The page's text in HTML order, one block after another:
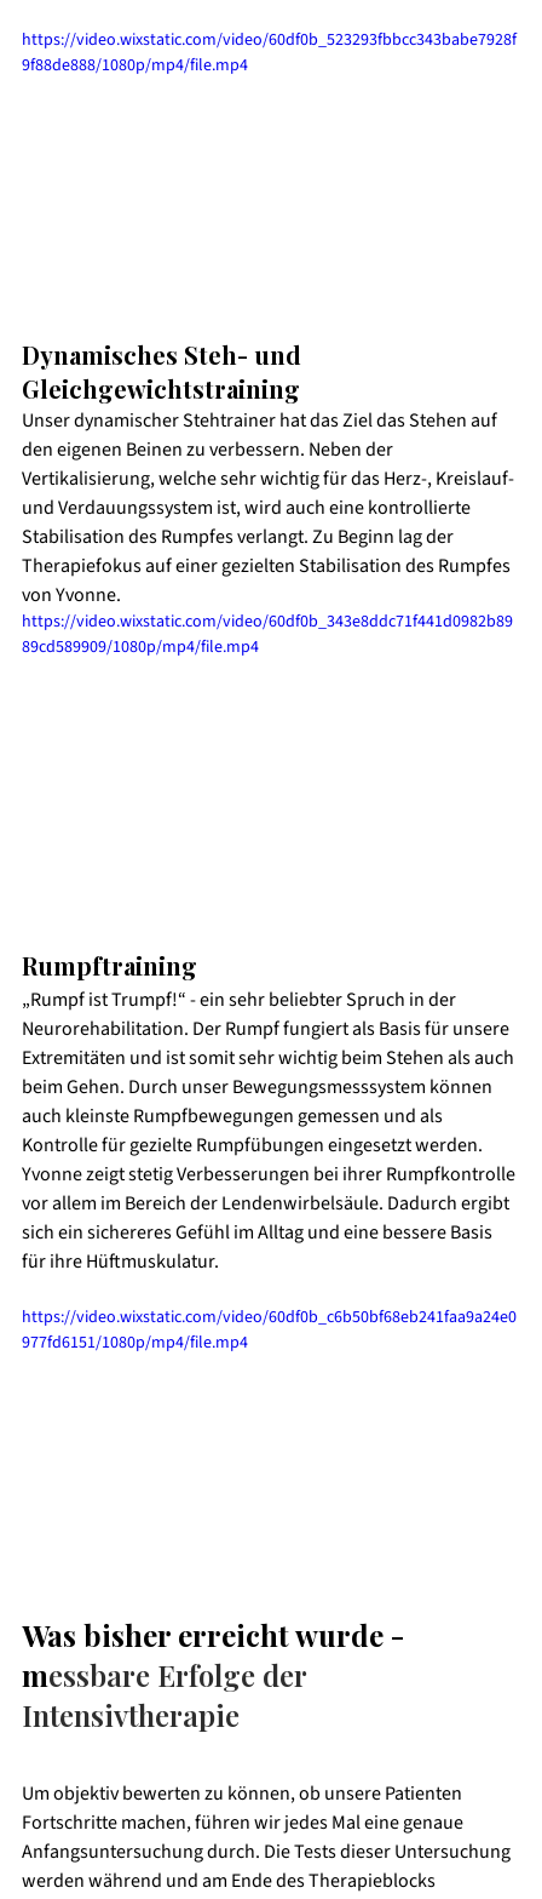
https://video.wixstatic.com/video/60df0b_523293fbbcc343babe7928f
9f88de888/1080p/mp4/file.mp4
Dynamisches Steh- und
Gleichgewichtstraining
Unser dynamischer Stehtrainer hat das Ziel das Stehen auf
den eigenen Beinen zu verbessern. Neben der
Vertikalisierung, welche sehr wichtig für das Herz-, Kreislauf-
und Verdauungssystem ist, wird auch eine kontrollierte
Stabilisation des Rumpfes verlangt. Zu Beginn lag der
Therapiefokus auf einer gezielten Stabilisation des Rumpfes
von Yvonne.
https://video.wixstatic.com/video/60df0b_343e8ddc71f441d0982b89
89cd589909/1080p/mp4/file.mp4
Rumpftraining
„Rumpf ist Trumpf!“ - ein sehr beliebter Spruch in der
Neurorehabilitation. Der Rumpf fungiert als Basis für unsere
Extremitäten und ist somit sehr wichtig beim Stehen als auch
beim Gehen. Durch unser Bewegungsmesssystem können
auch kleinste Rumpfbewegungen gemessen und als
Kontrolle für gezielte Rumpfübungen eingesetzt werden.
Yvonne zeigt stetig Verbesserungen bei ihrer Rumpfkontrolle
vor allem im Bereich der Lendenwirbelsäule. Dadurch ergibt
sich ein sichereres Gefühl im Alltag und eine bessere Basis
für ihre Hüftmuskulatur.
https://video.wixstatic.com/video/60df0b_c6b50bf68eb241faa9a24e0
977fd6151/1080p/mp4/file.mp4
Was bisher erreicht wurde -
messbare Erfolge der
Intensivtherapie
Um objektiv bewerten zu können, ob unsere Patienten
Fortschritte machen, führen wir jedes Mal eine genaue
Anfangsuntersuchung durch. Die Tests dieser Untersuchung
werden während und am Ende des Therapieblocks